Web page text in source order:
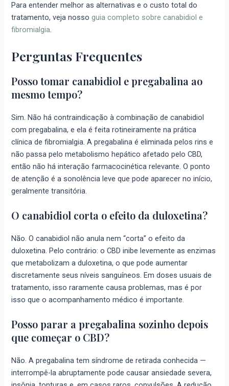
Para entender melhor as alternativas e o custo total do
tratamento, veja nossoguia completo sobre canabidiol e
fibromialgia.
Perguntas Frequentes
Posso tomar canabidiol e pregabalina ao
mesmo tempo?
Sim. Não há contraindicação à combinação de canabidiol
com pregabalina, e ela é feita rotineiramente na prática
clínica de fibromialgia. A pregabalina é eliminada pelos rins e
não passa pelo metabolismo hepático afetado pelo CBD,
então não há interação farmacocinética relevante. O ponto
de atenção é a sonolência leve que pode aparecer no início,
geralmente transitória.
O canabidiol corta o efeito da duloxetina?
Não. O canabidiol não anula nem “corta” o efeito da
duloxetina. Pelo contrário: o CBD inibe levemente as enzimas
que metabolizam a duloxetina, o que pode aumentar
discretamente seus níveis sanguíneos. Em doses usuais de
tratamento, isso raramente causa problemas, mas é por
isso que o acompanhamento médico é importante.
Posso parar a pregabalina sozinho depois
que começar o CBD?
Não. A pregabalina tem síndrome de retirada conhecida —
interrompê-la abruptamente pode causar ansiedade severa,